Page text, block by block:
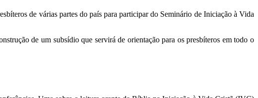
de várias partes do país para participar do Seminário de Iniciação à Vida
de um subsídio que servirá de orientação para os presbíteros em todo o